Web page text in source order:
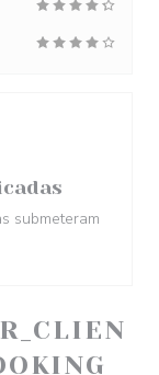
submeteram